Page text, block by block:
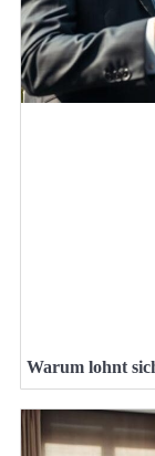
Warum lohnt